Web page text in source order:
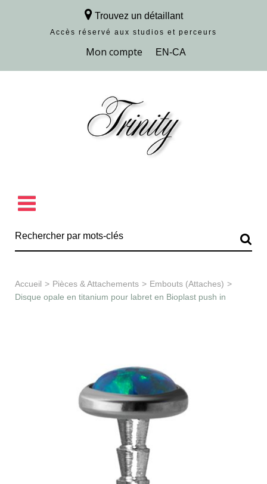
Trouvez un détaillant
Accès réservé aux studios et perceurs
Découvrir la collection
Accueil > Pièces & Attachements > Embouts (Attaches) >
Disque opale en titanium pour labret en Bioplast push in